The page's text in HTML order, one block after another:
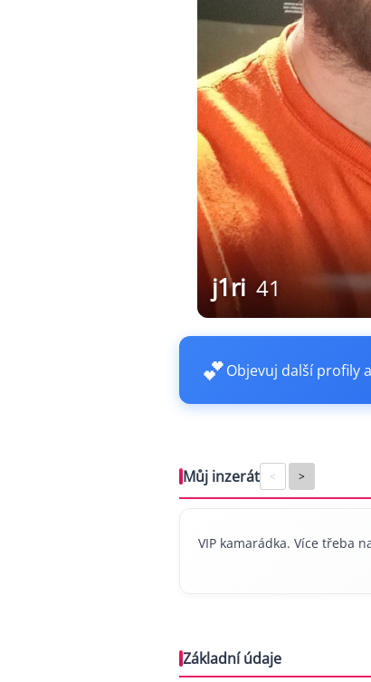
j1ri 41
💕Objevuj další profily
Můj inzerát < >
VIP kamarádka. Více třeba
Základní údaje